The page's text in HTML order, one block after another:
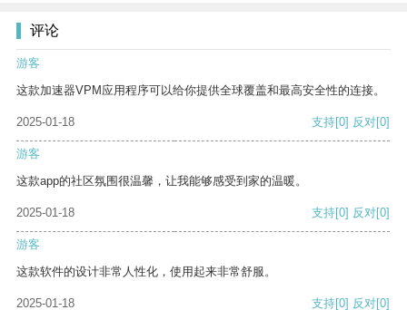
评论
游客
这款加速器VPM应用程序可以给你提供全球覆盖和最高安全性的连接。
2025-01-18 支持[0] 反对[0]
游客
这款app的社区氛围很温馨，让我能够感受到家的温暖。
2025-01-18 支持[0] 反对[0]
游客
这款软件的设计非常人性化，使用起来非常舒服。
2025-01-18 支持[0] 反对[0]